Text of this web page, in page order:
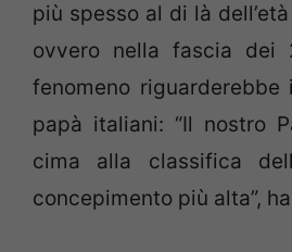
più spesso al di là
ovvero nella fascia
fenomeno
papà italiani: “Il nostro
cima alla classifica
concepimento più alta”,